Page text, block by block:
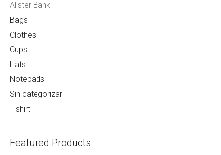
Alister Bank
Bags
Clothes
Cups
Hats
Notepads
Sin categorizar
T-shirt
Featured Products